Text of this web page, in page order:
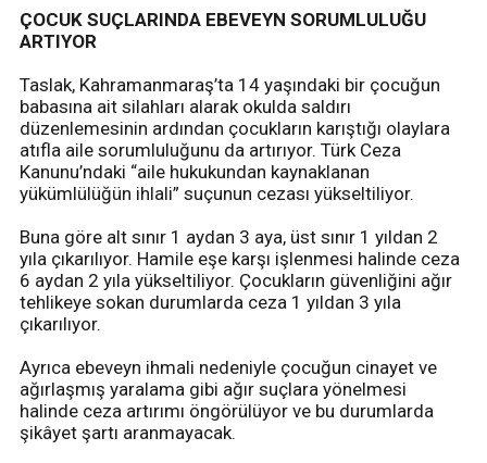
ÇOCUK SUÇLARINDA EBEVEYN SORUMLULUĞU
ARTIYOR
Taslak, Kahramanmaraş’ta 14 yaşındaki bir çocuğun
babasına ait silahları alarak okulda saldırı
düzenlemesinin ardından çocukların karıştığı olaylara
atıfla aile sorumluluğunu da artırıyor. Türk Ceza
Kanunu’ndaki “aile hukukundan kaynaklanan
yükümlülüğün ihlali” suçunun cezası yükseltiliyor.
Buna göre alt sınır 1 aydan 3 aya, üst sınır 1 yıldan 2
yıla çıkarılıyor. Hamile eşe karşı işlenmesi halinde ceza
6 aydan 2 yıla yükseltiliyor. Çocukların güvenliğini ağır
tehlikeye sokan durumlarda ceza 1 yıldan 3 yıla
çıkarılıyor.
Ayrıca ebeveyn ihmali nedeniyle çocuğun cinayet ve
ağırlaşmış yaralama gibi ağır suçlara yönelmesi
halinde ceza artırımı öngörülüyor ve bu durumlarda
şikâyet şartı aranmayacak.